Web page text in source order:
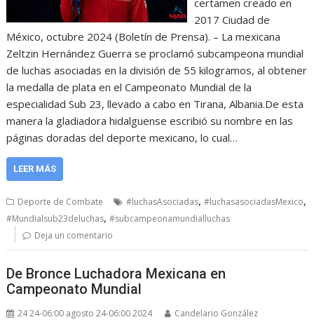
2017 Ciudad de
México, octubre 2024 (Boletín de Prensa). – La mexicana
Zeltzin Hernández Guerra se proclamó subcampeona mundial
de luchas asociadas en la división de 55 kilogramos, al obtener
la medalla de plata en el Campeonato Mundial de la
especialidad Sub 23, llevado a cabo en Tirana, Albania.De esta
manera la gladiadora hidalguense escribió su nombre en las
páginas doradas del deporte mexicano, lo cual…
LEER MÁS
Deporte de Combate #luchasAsociadas,#luchasasociadasMexico,
#Mundialsub23deluchas,#subcampeonamundialluchas
Deja un comentario
De Bronce Luchadora Mexicana en
Campeonato Mundial
24 24-06:00 agosto 24-06:00 2024 Candelario González